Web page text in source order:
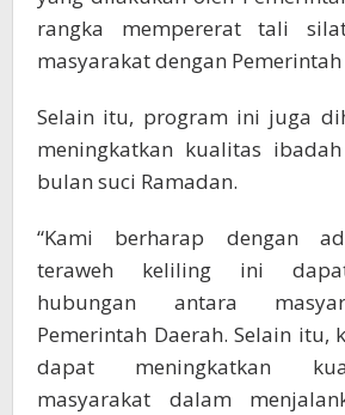
rangka mempererat tali
masyarakat dengan Pemerintah
Selain itu, program ini juga
meningkatkan kualitas
bulan suci Ramadan.
“Kami berharap dengan
teraweh keliling ini
hubungan antara
Pemerintah Daerah. Selain itu,
dapat meningkatkan
masyarakat dalam